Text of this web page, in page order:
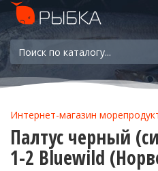
Интернет-магазин
Палтус черный
1-2 Bluewild